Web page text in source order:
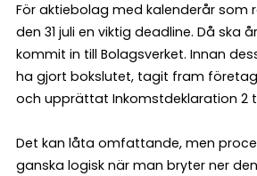
För aktiebolag med kalenderår som
den 31 juli en viktig deadline. Då ska
kommit in till Bolagsverket. Innan
ha gjort bokslutet, tagit fram
och upprättat Inkomstdeklaration 2
Det kan låta omfattande, men
ganska logisk när man bryter ner